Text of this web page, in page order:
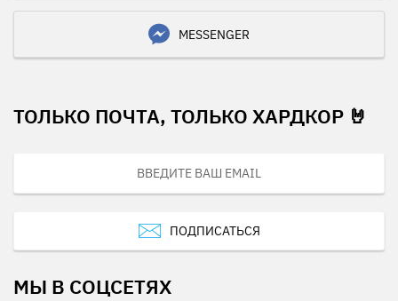
MESSENGER
ТОЛЬКО ПОЧТА, ТОЛЬКО ХАРДКОР 🤘
ПОДПИСАТЬСЯ
МЫ В СОЦСЕТЯХ